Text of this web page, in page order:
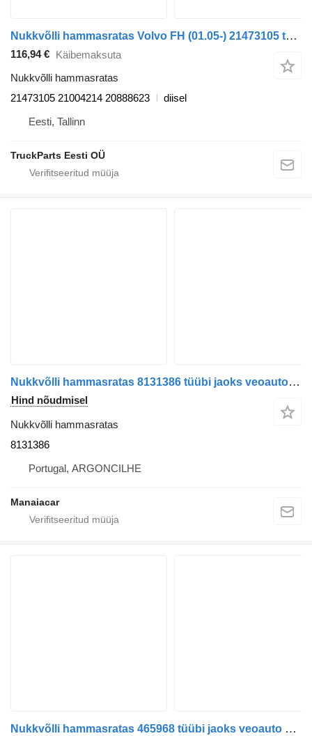
Nukkvõlli hammasratas Volvo FH (01.05-) 21473105 tüübi jaoks veoauto Volvo FH12, FH16, NH12, FH, VNL780 (1993-2014)
116,94 € Käibemaksuta
Nukkvõlli hammasratas
21473105 21004214 20888623
diisel
Eesti, Tallinn
TruckParts Eesti OÜ
Nukkvõlli hammasratas 8131386 tüübi jaoks veoauto Volvo FH | 05
Hind nõudmisel
Nukkvõlli hammasratas
8131386
Portugal, ARGONCILHE
Manaiacar
Nukkvõlli hammasratas 465968 tüübi jaoks veoauto Volvo FH | 05